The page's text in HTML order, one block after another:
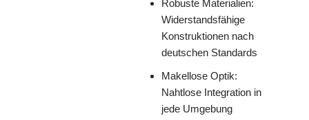
Robuste Materialien:
Widerstandsfähige
Konstruktionen nach
deutschen Standards
Makellose Optik:
Nahtlose Integration in
jede Umgebung